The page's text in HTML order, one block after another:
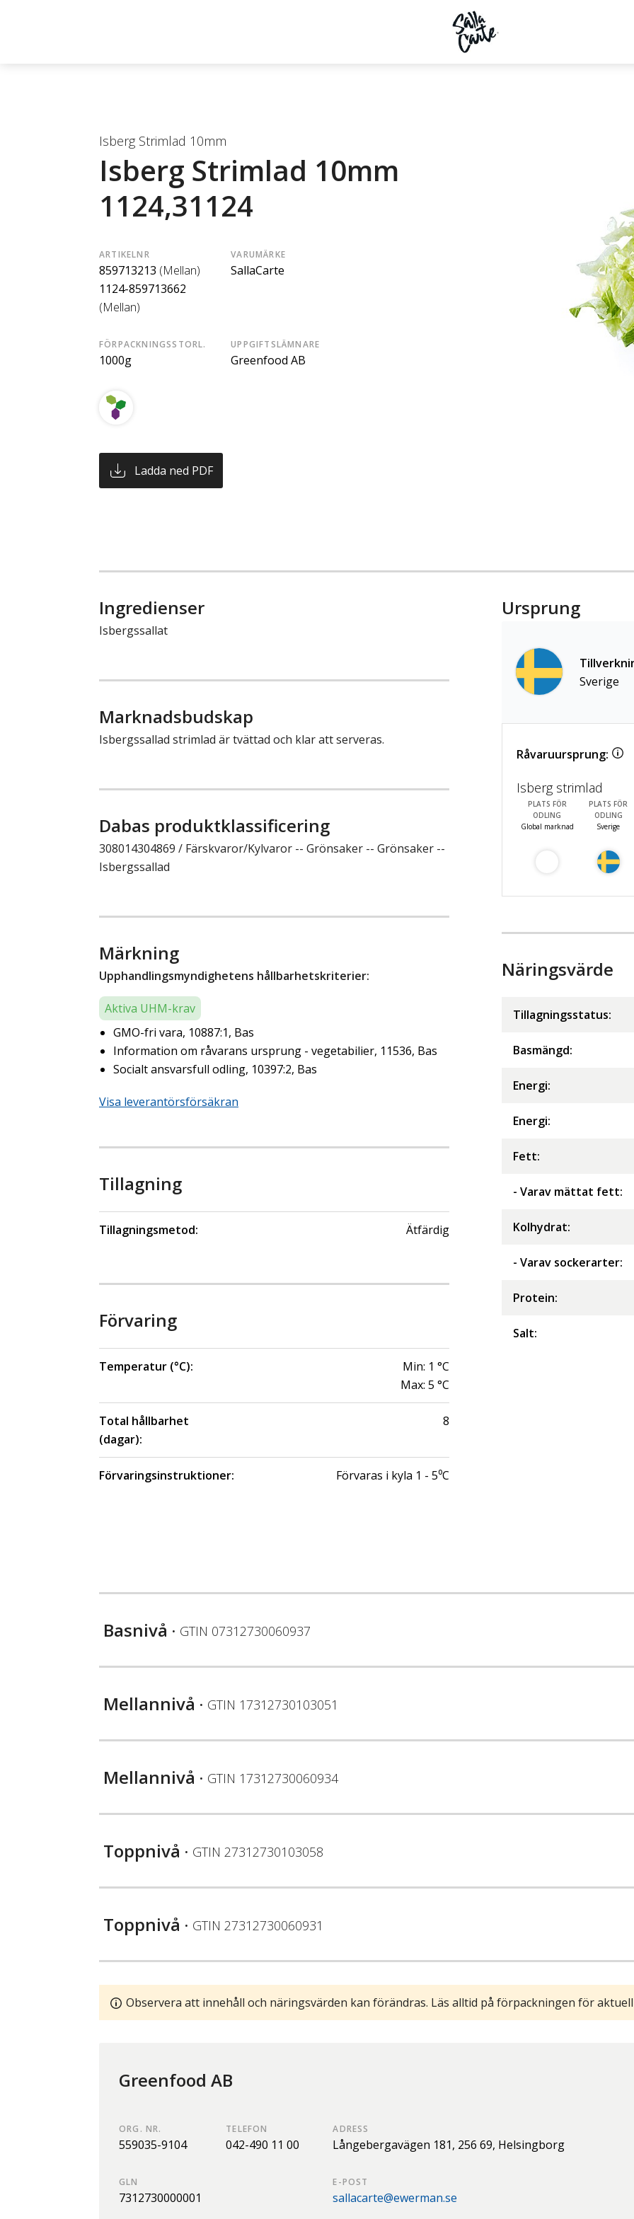
Isberg Strimlad 10mm
Isberg Strimlad 10mm
1124,31124
ARTIKELNR
859713213 (Mellan)
1124-859713662
(Mellan)
VARUMÄRKE
SallaCarte
FÖRPACKNINGSSTORL.
1000g
UPPGIFTSLÄMNARE
Greenfood AB
Ladda ned PDF
Ingredienser
Isbergssallat
Marknadsbudskap
Isbergssallad strimlad är tvättad och klar att serveras.
Dabas produktklassificering
308014304869 / Färskvaror/Kylvaror -- Grönsaker -- Grönsaker --
Isbergssallad
Märkning
Upphandlingsmyndighetens hållbarhetskriterier:
Aktiva UHM-krav
GMO-fri vara, 10887:1, Bas
Information om råvarans ursprung - vegetabilier, 11536, Bas
Socialt ansvarsfull odling, 10397:2, Bas
Visa leverantörsförsäkran
Tillagning
Tillagningsmetod: Ätfärdig
Förvaring
Temperatur (°C): Min: 1 °C
Max: 5 °C
Total hållbarhet
(dagar):
8
Förvaringsinstruktioner: Förvaras i kyla 1 - 5⁰C
Ursprung
Sverige
Råvaruursprung:
Isberg strimlad
PLATS FÖR
ODLING
Global marknad
PLATS FÖR
ODLING
Sverige
Näringsvärde
Tillagningsstatus:
Basmängd:
Energi:
Energi:
Fett:
- Varav mättat fett:
Kolhydrat:
- Varav sockerarter:
Protein:
Salt:
Basnivå • GTIN 07312730060937
Mellannivå • GTIN 17312730103051
Mellannivå • GTIN 17312730060934
Toppnivå • GTIN 27312730103058
Toppnivå • GTIN 27312730060931
Observera att innehåll och näringsvärden kan förändras. Läs alltid på förpackningen för
Greenfood AB
ORG. NR.
559035-9104
GLN
7312730000001
TELEFON
042-490 11 00
ADRESS
Långebergavägen 181, 256 69, Helsingborg
E-POST
sallacarte@ewerman.se